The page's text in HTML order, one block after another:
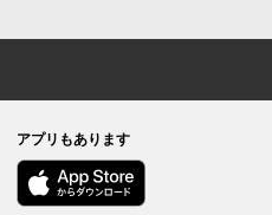
アプリもあります